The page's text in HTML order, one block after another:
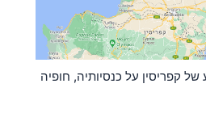
קפריסין על כנסיותיה, חופיה